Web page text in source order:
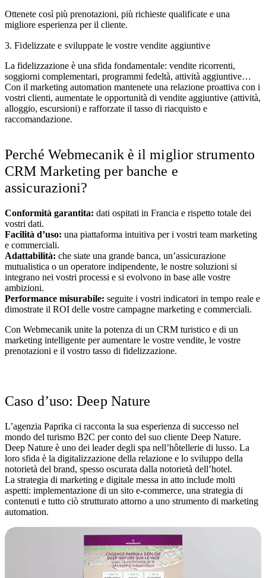
Ottenete così più prenotazioni, più richieste qualificate e una
migliore esperienza per il cliente.
3. Fidelizzate e sviluppate le vostre vendite aggiuntive
La fidelizzazione è una sfida fondamentale: vendite ricorrenti,
soggiorni complementari, programmi fedeltà, attività aggiuntive…
Con il marketing automation mantenete una relazione proattiva con i
vostri clienti, aumentate le opportunità di vendite aggiuntive (attività,
alloggio, escursioni) e rafforzate il tasso di riacquisto e
raccomandazione.
Perché Webmecanik è il miglior strumento
CRM Marketing per banche e
assicurazioni?
Conformità garantita: dati ospitati in Francia e rispetto totale dei
vostri dati.
Facilità d’uso: una piattaforma intuitiva per i vostri team marketing
e commerciali.
Adattabilità: che siate una grande banca, un’assicurazione
mutualistica o un operatore indipendente, le nostre soluzioni si
integrano nei vostri processi e si evolvono in base alle vostre
ambizioni.
Performance misurabile: seguite i vostri indicatori in tempo reale e
dimostrate il ROI delle vostre campagne marketing e commerciali.
Con Webmecanik unite la potenza di un CRM turistico e di un
marketing intelligente per aumentare le vostre vendite, le vostre
prenotazioni e il vostro tasso di fidelizzazione.
Caso d’uso: Deep Nature
L’agenzia Paprika ci racconta la sua esperienza di successo nel
mondo del turismo B2C per conto del suo cliente Deep Nature.
Deep Nature è uno dei leader degli spa nell’hôtellerie di lusso. La
loro sfida è la digitalizzazione della relazione e lo sviluppo della
notorietà del brand, spesso oscurata dalla notorietà dell’hotel.
La strategia di marketing e digitale messa in atto include molti
aspetti: implementazione di un sito e-commerce, una strategia di
contenuti e tutto ciò strutturato attorno a uno strumento di marketing
automation.